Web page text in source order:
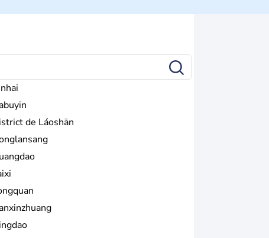
a été la première utilisatrice du papier, de
de Láoshān